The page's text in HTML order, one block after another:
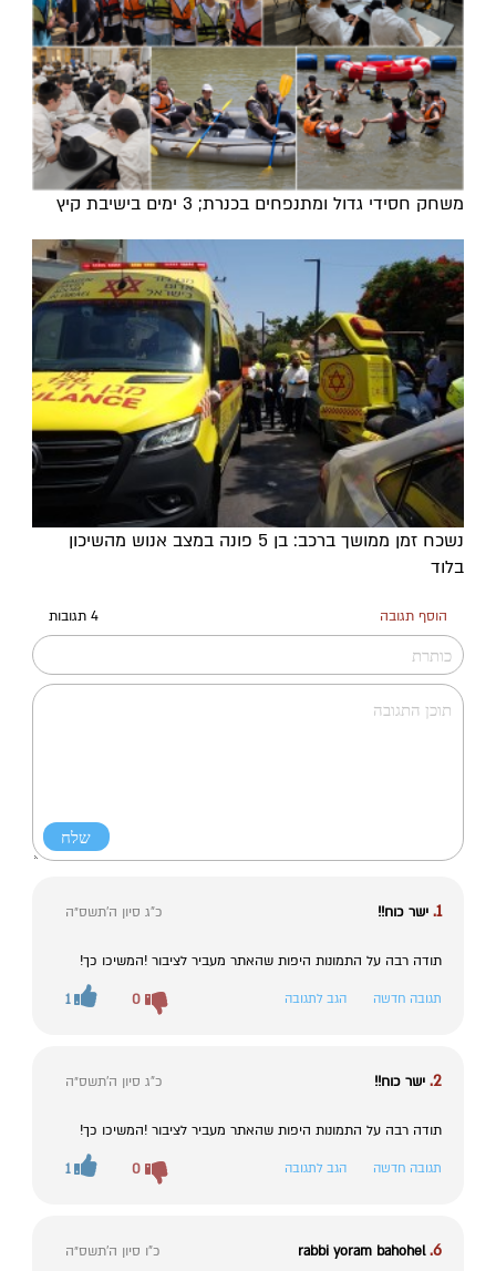
משחק חסידי גדול ומתנפחים בכנרת; 3 ימים בישיבת קיץ
נשכח זמן ממושך ברכב: בן 5 פונה במצב אנוש מהשיכון
בלוד
הוסף תגובה 4 תגובות
1. ישר כוח!! כ"ג סיון ה׳תשס״ה
תודה רבה על התמונות היפות שהאתר מעביר לציבור !המשיכו כך!
תגובה חדשה הגב לתגובה 1 0
2. ישר כוח!! כ"ג סיון ה׳תשס״ה
תודה רבה על התמונות היפות שהאתר מעביר לציבור !המשיכו כך!
תגובה חדשה הגב לתגובה 1 0
6.
rabbi yoram bahohel כ"ו סיון ה׳תשס״ה